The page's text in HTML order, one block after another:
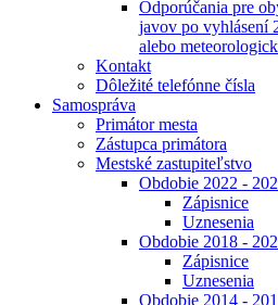
Odporúčania pre
javov po vyhlásení
alebo
Kontakt
Dôležité telefónne čísla
Samospráva
Primátor mesta
Zástupca primátora
Mestské zastupiteľstvo
Obdobie 2022 -
Zápisnice
Uznesenia
Obdobie 2018 -
Zápisnice
Uznesenia
Obdobie 2014 -